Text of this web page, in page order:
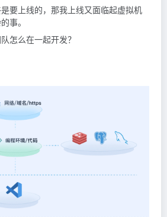
要上线的，那我上线又面临起虚拟机
事。
怎么在一起开发？